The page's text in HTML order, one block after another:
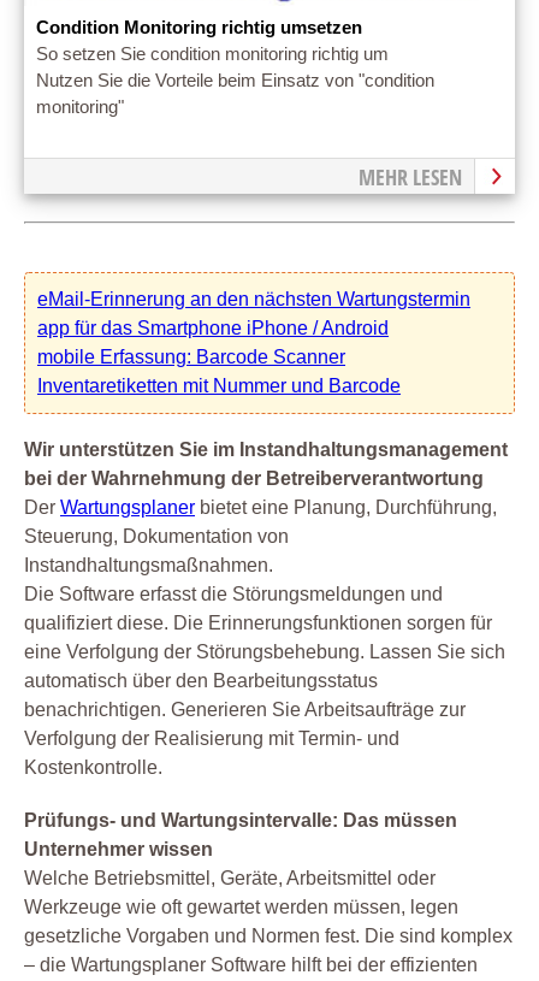
Condition Monitoring richtig umsetzen
So setzen Sie condition monitoring richtig um
Nutzen Sie die Vorteile beim Einsatz von "condition
monitoring"
MEHR LESEN
eMail-Erinnerung an den nächsten Wartungstermin
app für das Smartphone iPhone / Android
mobile Erfassung: Barcode Scanner
Inventaretiketten mit Nummer und Barcode
Wir unterstützen Sie im Instandhaltungsmanagement
bei der Wahrnehmung der Betreiberverantwortung
Der Wartungsplaner bietet eine Planung, Durchführung,
Steuerung, Dokumentation von
Instandhaltungsmaßnahmen.
Die Software erfasst die Störungsmeldungen und
qualifiziert diese. Die Erinnerungsfunktionen sorgen für
eine Verfolgung der Störungsbehebung. Lassen Sie sich
automatisch über den Bearbeitungsstatus
benachrichtigen. Generieren Sie Arbeitsaufträge zur
Verfolgung der Realisierung mit Termin- und
Kostenkontrolle.
Prüfungs- und Wartungsintervalle: Das müssen
Unternehmer wissen
Welche Betriebsmittel, Geräte, Arbeitsmittel oder
Werkzeuge wie oft gewartet werden müssen, legen
gesetzliche Vorgaben und Normen fest. Die sind komplex
– die Wartungsplaner Software hilft bei der effizienten